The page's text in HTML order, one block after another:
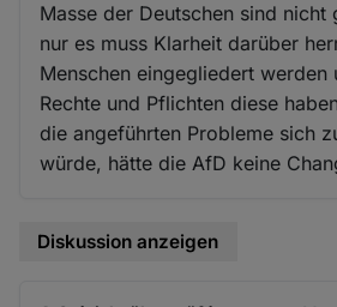
Masse der Deutschen sind nicht
nur es muss Klarheit darüber
Menschen eingegliedert werden
Rechte und Pflichten diese
die angeführten Probleme sich
würde, hätte die AfD keine
Diskussion anzeigen